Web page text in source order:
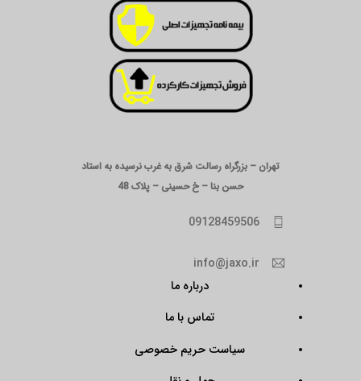
تهران – بزرگراه رسالت شرق به غرب نرسیده به استاد
حسن بنا – خ حسینی – پلاک 48
09128459506
info@jaxo.ir
درباره ما
تماس با ما
سیاست حریم خصوصی